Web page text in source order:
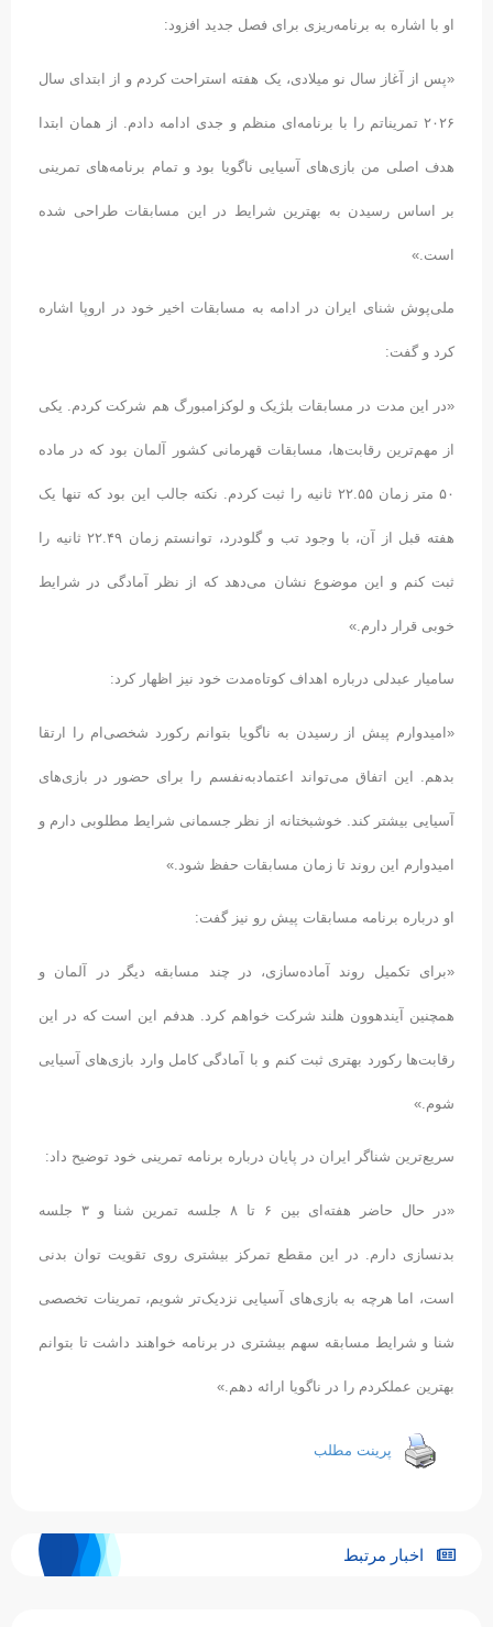
او با اشاره به برنامه‌ریزی برای فصل جدید افزود:
«پس از آغاز سال نو میلادی، یک هفته استراحت کردم و از ابتدای سال
۲۰۲۶ تمریناتم را با برنامه‌ای منظم و جدی ادامه دادم. از همان ابتدا
هدف اصلی من بازی‌های آسیایی ناگویا بود و تمام برنامه‌های تمرینی
بر اساس رسیدن به بهترین شرایط در این مسابقات طراحی شده
است.»
ملی‌پوش شنای ایران در ادامه به مسابقات اخیر خود در اروپا اشاره
کرد و گفت:
«در این مدت در مسابقات بلژیک و لوکزامبورگ هم شرکت کردم. یکی
از مهم‌ترین رقابت‌ها، مسابقات قهرمانی کشور آلمان بود که در ماده
۵۰ متر زمان ۲۲.۵۵ ثانیه را ثبت کردم. نکته جالب این بود که تنها یک
هفته قبل از آن، با وجود تب و گلودرد، توانستم زمان ۲۲.۴۹ ثانیه را
ثبت کنم و این موضوع نشان می‌دهد که از نظر آمادگی در شرایط
خوبی قرار دارم.»
سامیار عبدلی درباره اهداف کوتاه‌مدت خود نیز اظهار کرد:
«امیدوارم پیش از رسیدن به ناگویا بتوانم رکورد شخصی‌ام را ارتقا
بدهم. این اتفاق می‌تواند اعتمادبه‌نفسم را برای حضور در بازی‌های
آسیایی بیشتر کند. خوشبختانه از نظر جسمانی شرایط مطلوبی دارم و
امیدوارم این روند تا زمان مسابقات حفظ شود.»
او درباره برنامه مسابقات پیش رو نیز گفت:
«برای تکمیل روند آماده‌سازی، در چند مسابقه دیگر در آلمان و
همچنین آیندهوون هلند شرکت خواهم کرد. هدفم این است که در این
رقابت‌ها رکورد بهتری ثبت کنم و با آمادگی کامل وارد بازی‌های آسیایی
شوم.»
سریع‌ترین شناگر ایران در پایان درباره برنامه تمرینی خود توضیح داد:
«در حال حاضر هفته‌ای بین ۶ تا ۸ جلسه تمرین شنا و ۳ جلسه
بدنسازی دارم. در این مقطع تمرکز بیشتری روی تقویت توان بدنی
است، اما هرچه به بازی‌های آسیایی نزدیک‌تر شویم، تمرینات تخصصی
شنا و شرایط مسابقه سهم بیشتری در برنامه خواهند داشت تا بتوانم
بهترین عملکردم را در ناگویا ارائه دهم.»
پرینت مطلب
اخبار مرتبط